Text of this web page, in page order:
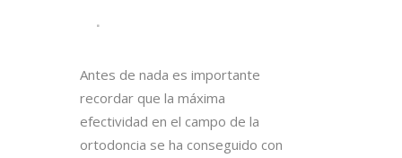
Antes de nada es importante
recordar que la máxima
efectividad en el campo de la
ortodoncia se ha conseguido con